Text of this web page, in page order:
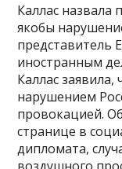
Каллас назвала
якобы
представитель
иностранным
Каллас
нарушением
провокацией.
странице в
дипломата,